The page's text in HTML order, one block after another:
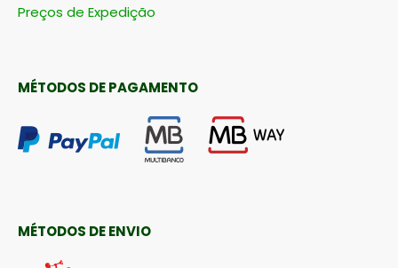
Preços de Expedição
MÉTODOS DE PAGAMENTO
MÉTODOS DE ENVIO